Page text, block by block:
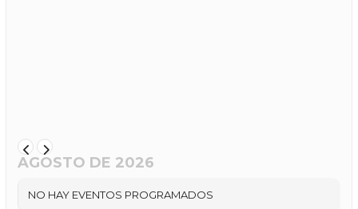
AGOSTO DE 2026
NO HAY EVENTOS PROGRAMADOS